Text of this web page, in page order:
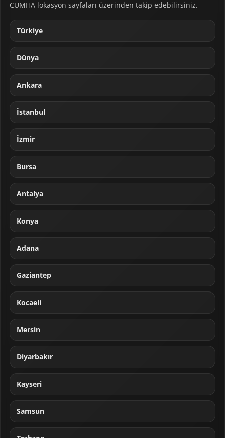
CUMHA lokasyon sayfaları üzerinden takip edebilirsiniz.
Türkiye
Dünya
Ankara
İstanbul
İzmir
Bursa
Antalya
Konya
Adana
Gaziantep
Kocaeli
Mersin
Diyarbakır
Kayseri
Samsun